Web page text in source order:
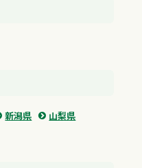
新潟県
山梨県